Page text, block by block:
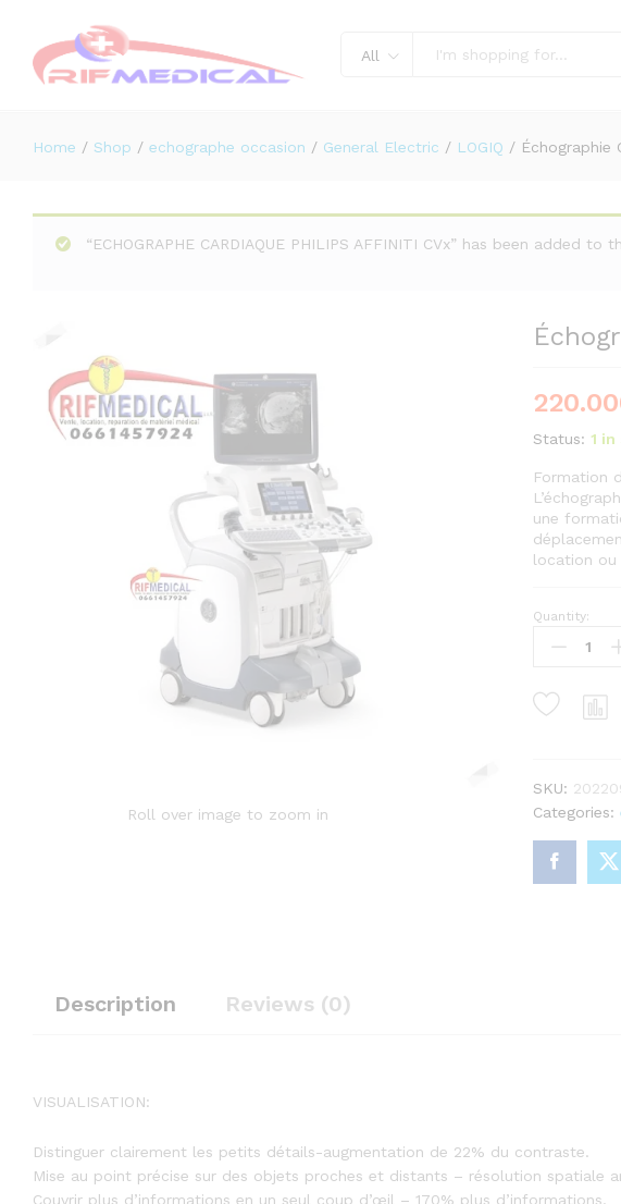
All
Home / Shop / echographe occasion / General Electric / LOGIQ / Échographie
“ECHOGRAPHE CARDIAQUE PHILIPS AFFINITI CVx” has been added to
Roll over image to zoom in
Status: 1
Formation
une
location ou
Échographie
GE
E9
quantity
Quantity:
SKU:
Categories:
Description Reviews (0)
VISUALISATION:
Distinguer clairement les petits détails-augmentation de 22% du contraste.
Mise au point précise sur des objets proches et distants – résolution spatiale
Couvrir plus d’informations en un seul coup d’œil – 170% plus d’informations.
Description